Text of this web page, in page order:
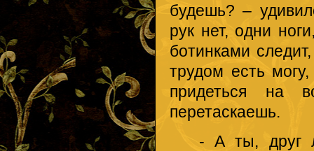
будешь? –
рук нет, одни
ботинками
трудом есть
придеться на
перетаскаешь.
- А ты, друг